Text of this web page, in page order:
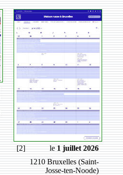
[2] le1 juillet 2026
1210 Bruxelles (Saint-
Josse-ten-Noode)